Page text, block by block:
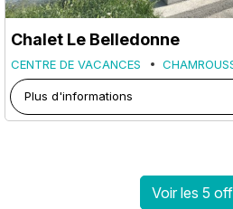
Chalet Le Belledonne
CENTRE DE VACANCES
Plus d'informations
Voir les 5